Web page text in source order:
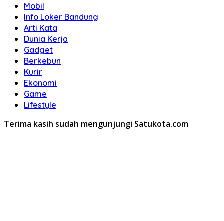
Mobil
Info Loker Bandung
Arti Kata
Dunia Kerja
Gadget
Berkebun
Kurir
Ekonomi
Game
Lifestyle
Terima kasih sudah mengunjungi Satukota.com